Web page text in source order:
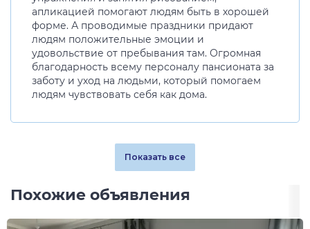
апликацией помогают людям быть в хорошей
форме. А проводимые праздники придают
людям положительные эмоции и
удовольствие от пребывания там. Огромная
благодарность всему персоналу пансионата за
заботу и уход на людьми, который помогаем
людям чувствовать себя как дома.
Показать все
Похожие объявления